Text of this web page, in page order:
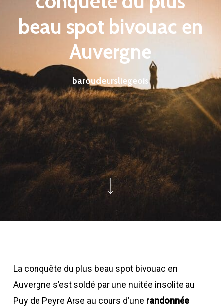
beau spot bivouac en
Auvergne
baroudeursliegeois
La conquête du plus beau spot bivouac en
Auvergne s’est soldé par une nuitée insolite au
Puy de Peyre Arse au cours d’une randonnée